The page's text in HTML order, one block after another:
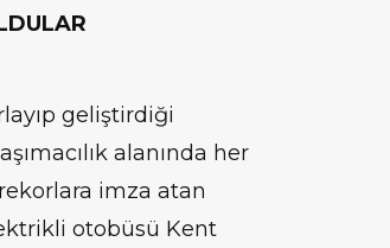
geliştirdiği
alanında her
imza atan
otobüsü Kent